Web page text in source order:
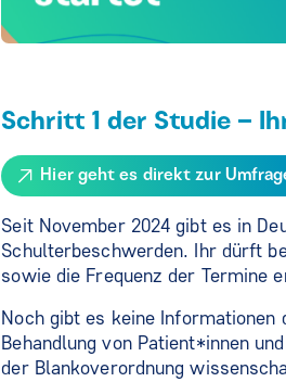
Schritt 1 der Studie –
Hier geht es direkt zur
Seit November 2024 gibt es in
Schulterbeschwerden. Ihr dürft
sowie die Frequenz der Termine
Noch gibt es keine
Behandlung von Patient*innen
der Blankoverordnung